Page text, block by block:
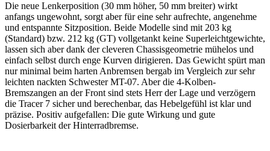
Die neue Lenkerposition (30 mm höher, 50 mm breiter) wirkt
anfangs ungewohnt, sorgt aber für eine sehr aufrechte, angenehme
und entspannte Sitzposition. Beide Modelle sind mit 203 kg
(Standard) bzw. 212 kg (GT) vollgetankt keine Superleichtgewichte,
lassen sich aber dank der cleveren Chassisgeometrie mühelos und
einfach selbst durch enge Kurven dirigieren. Das Gewicht spürt man
nur minimal beim harten Anbremsen bergab im Vergleich zur sehr
leichten nackten Schwester MT-07. Aber die 4-Kolben-
Bremszangen an der Front sind stets Herr der Lage und verzögern
die Tracer 7 sicher und berechenbar, das Hebelgefühl ist klar und
präzise. Positiv aufgefallen: Die gute Wirkung und gute
Dosierbarkeit der Hinterradbremse.